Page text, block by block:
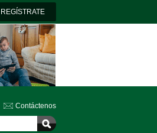
REGÍSTRATE
Contáctenos